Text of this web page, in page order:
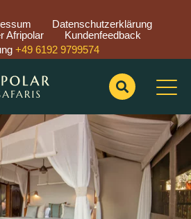
Datenschutzerklärung
Afripolar
Kundenfeedback
+49 6192 9799574